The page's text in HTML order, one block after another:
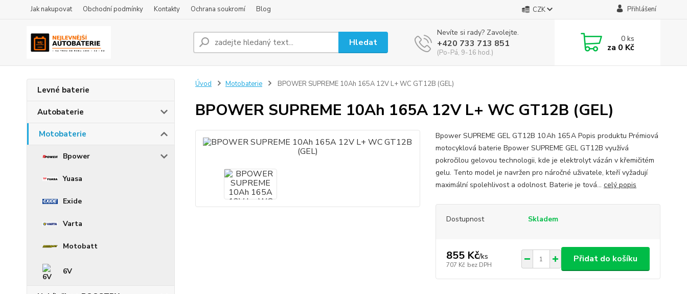
Jak nakupovat Obchodní podmínky Kontakty Ochrana soukromí Blog CZK Přihlášení
Hledat
Nevíte si rady? Zavolejte.
+420 733 713 851
(Po-Pá, 9-16 hod.)
0ks
za 0 Kč
Levné baterie
Autobaterie
Motobaterie
Bpower
Yuasa
Exide
Varta
Motobatt
6V
Úvod Motobaterie BPOWER SUPREME 10Ah 165A 12V L+ WC GT12B (GEL)
BPOWER SUPREME 10Ah 165A 12V L+ WC GT12B (GEL)
Bpower SUPREME GEL GT12B 10 Ah 165 A Popis produktu Prémiová
motocyklová baterie Bpower SUPREME GEL GT12B využívá
pokročilou gelovou technologii, kde je elektrolyt vázán v křemičitém
gelu. Tento model je navržen pro náročné uživatele, kteří vyžadují
maximální spolehlivost a odolnost. Baterie je tová... celý popis
Dostupnost Skladem
855 Kč/ks
707 Kč bez DPH
Přidat do košíku